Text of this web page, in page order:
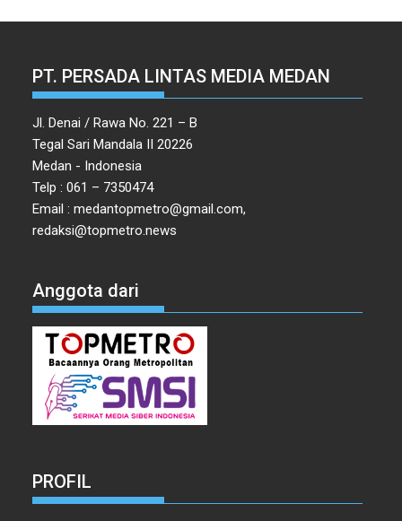
PT. PERSADA LINTAS MEDIA MEDAN
Jl. Denai / Rawa No. 221 – B
Tegal Sari Mandala II 20226
Medan - Indonesia
Telp : 061 – 7350474
Email : medantopmetro@gmail.com,
redaksi@topmetro.news
Anggota dari
PROFIL